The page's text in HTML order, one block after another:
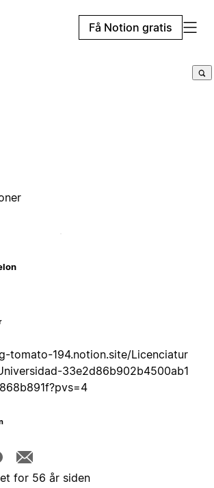
Få Notion gratis
tomato-194.notion.site/Licenciatur
33e2d86b902b4500ab1
for 56 år siden